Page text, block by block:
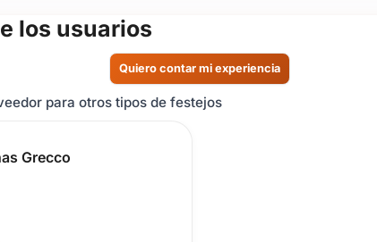
los usuarios
Quiero contar mi experiencia
para otros tipos de festejos
Grecco